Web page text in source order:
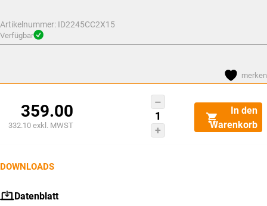
Artikelnummer: ID2245CC2X15
Verfügbar
merken
359.00
332.10 exkl. MWST
IDEAL
Aktenvernichter
2245
In den
Warenkorb
DOWNLOADS
Datenblatt